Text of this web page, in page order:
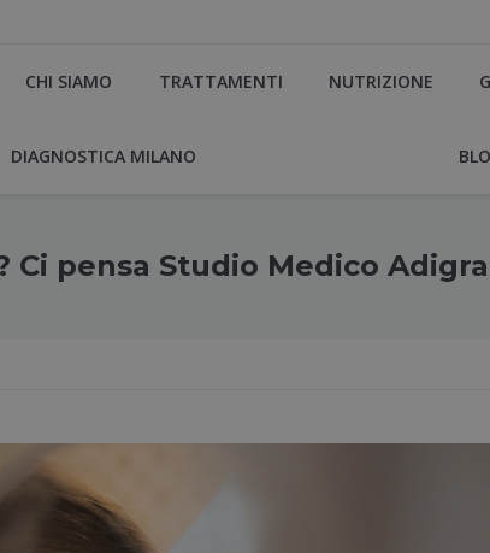
CHI SIAMO TRATTAMENTI NUTRIZIONE
DIAGNOSTICA MILANO
Ci pensa Studio Medico